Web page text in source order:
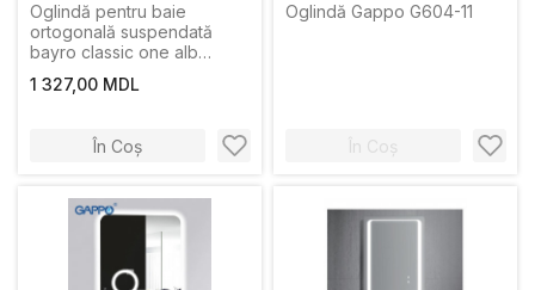
Оglindă pentru baie
ortogonală suspendată
bayro classic one alb
1 327,00 MDL
În Coș
Oglindă Gappo G604-11
În Coș